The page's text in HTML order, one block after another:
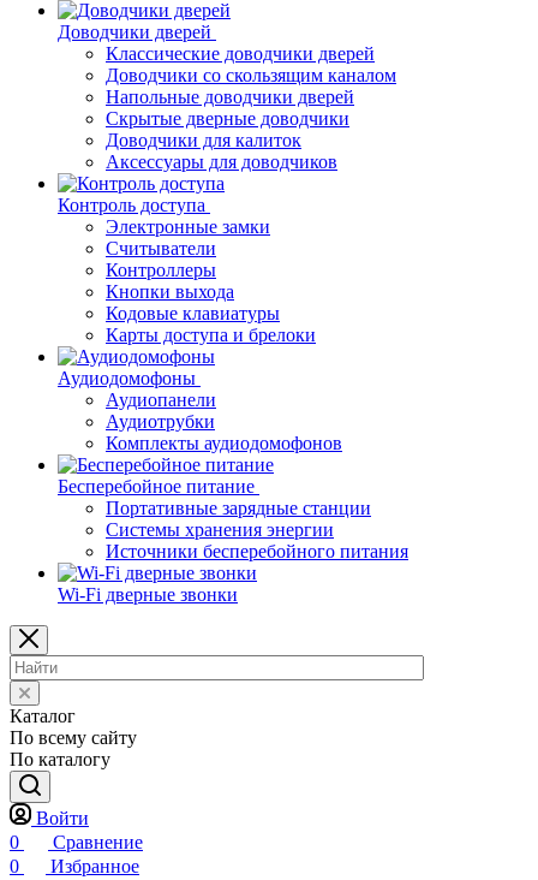
Доводчики дверей
Классические доводчики дверей
Доводчики со скользящим каналом
Напольные доводчики дверей
Скрытые дверные доводчики
Доводчики для калиток
Аксессуары для доводчиков
Контроль доступа
Электронные замки
Считыватели
Контроллеры
Кнопки выхода
Кодовые клавиатуры
Карты доступа и брелоки
Аудиодомофоны
Аудиопанели
Аудиотрубки
Комплекты аудиодомофонов
Бесперебойное питание
Портативные зарядные станции
Системы хранения энергии
Источники бесперебойного питания
Wi-Fi дверные звонки
Каталог
По всему сайту
По каталогу
Войти
0
Сравнение
0
Избранное